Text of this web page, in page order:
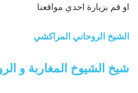
او قم بزيارة احدي مواقعنا
الشيخ الروحاني المراكشي
شيخ الشيوخ المغاربة و